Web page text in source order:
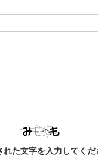
れた文字を入力してくだ